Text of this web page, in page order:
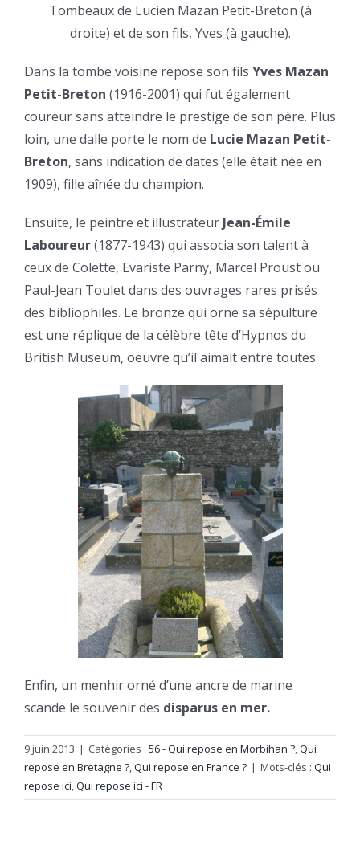
Tombeaux de Lucien Mazan Petit-Breton (à
droite) et de son fils, Yves (à gauche).
Dans la tombe voisine repose son fils Yves Mazan
Petit-Breton (1916-2001) qui fut également
coureur sans atteindre le prestige de son père. Plus
loin, une dalle porte le nom de Lucie Mazan Petit-
Breton, sans indication de dates (elle était née en
1909), fille aînée du champion.
Ensuite, le peintre et illustrateur Jean-Émile
Laboureur(1877-1943) qui associa son talent à
ceux de Colette, Evariste Parny, Marcel Proust ou
Paul-Jean Toulet dans des ouvrages rares prisés
des bibliophiles. Le bronze qui orne sa sépulture
est une réplique de la célèbre tête d’Hypnos du
British Museum, oeuvre qu’il aimait entre toutes.
Enfin, un menhir orné d’une ancre de marine
scande le souvenir des disparus en mer.
9 juin 2013 | Catégories : 56 - Qui repose en Morbihan ?,Qui
repose en Bretagne ?,Qui repose en France ? | Mots-clés : Qui
repose ici,Qui repose ici - FR